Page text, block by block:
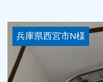
兵庫県西宮市N様